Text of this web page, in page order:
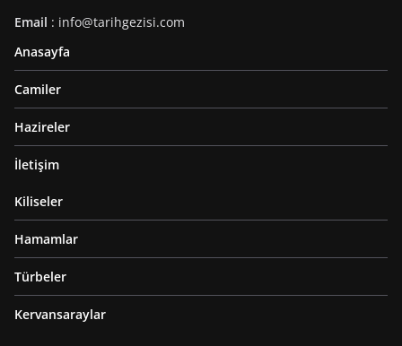
Email : info@tarihgezisi.com
Anasayfa
Camiler
Hazireler
İletişim
Kiliseler
Hamamlar
Türbeler
Kervansaraylar